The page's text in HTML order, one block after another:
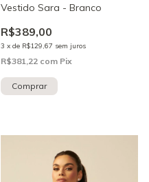
Vestido Sara - Branco
R$389,00
3 x de R$129,67 sem juros
R$381,22 com Pix
Comprar